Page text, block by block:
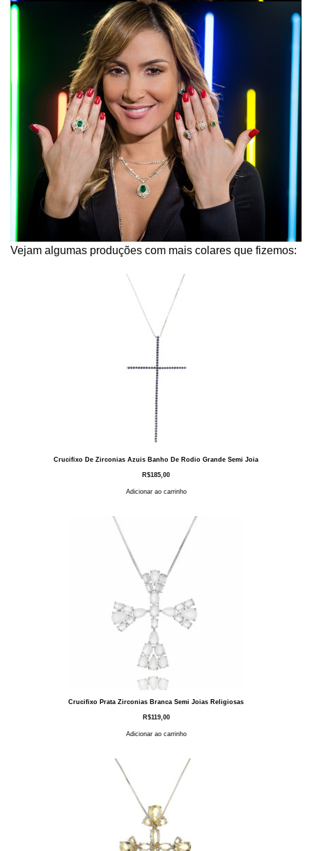
Vejam algumas produções com mais colares que fizemos:
Crucifixo De Zirconias Azuis Banho De Rodio Grande Semi Joia
R$185,00
Adicionar ao carrinho
Crucifixo Prata Zirconias Branca Semi Joias Religiosas
R$119,00
Adicionar ao carrinho